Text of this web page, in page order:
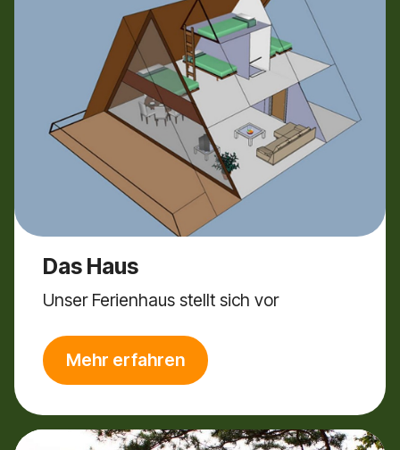
Das Haus
Unser Ferienhaus stellt sich vor
Mehr erfahren